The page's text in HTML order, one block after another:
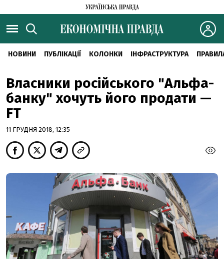
НОВИНИ ПУБЛІКАЦІЇ КОЛОНКИ ІНФРАСТРУКТУРА
Власники російського "Альфа-
банку" хочуть його продати —
FT
11 ГРУДНЯ 2018, 12:35